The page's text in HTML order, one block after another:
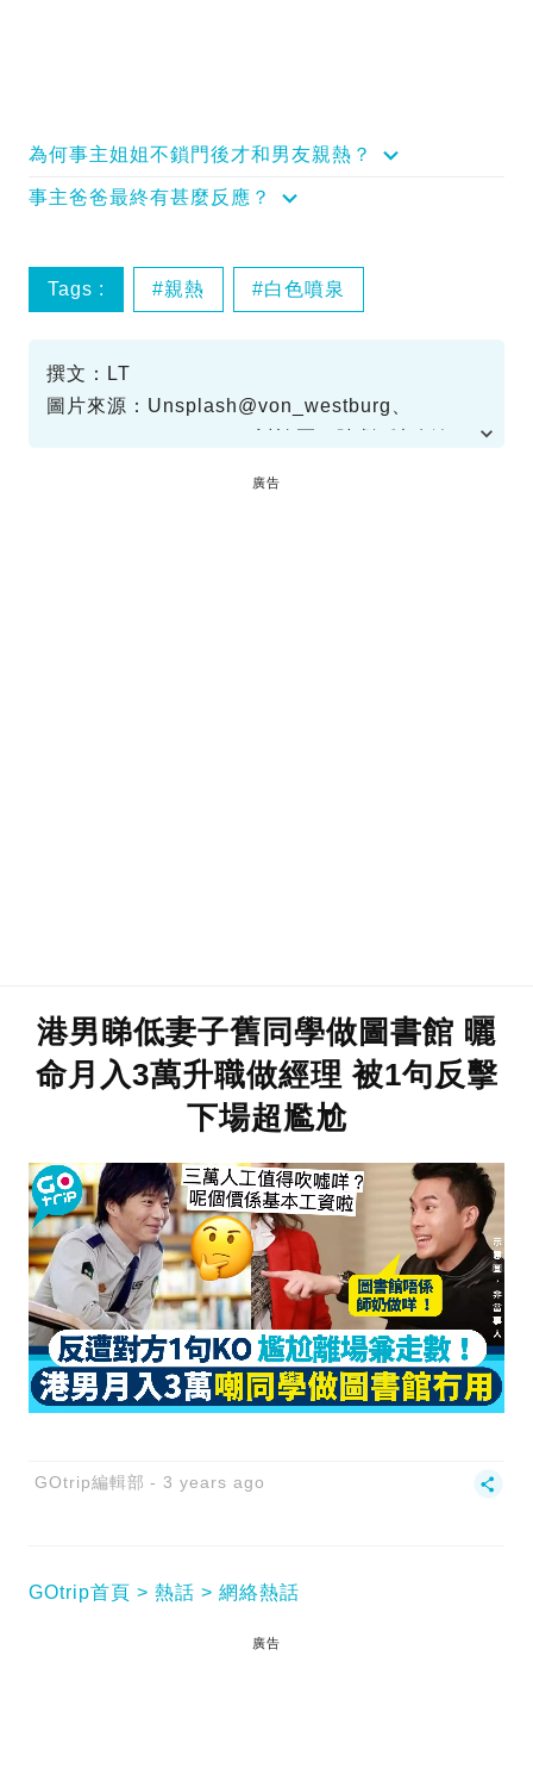
為何事主姐姐不鎖門後才和男友親熱？
事主爸爸最終有甚麼反應？
Tags : 親熱 白色噴泉
撰文：LT
圖片來源：Unsplash@von_westburg、
截圖、Netflix《美國女孩》截圖、《那年我們的
廣告
港男睇低妻子舊同學做圖書館 曬
命月入3萬升職做經理 被1句反擊
下場超尷尬
GOtrip編輯部 3 years ago
GOtrip首頁 熱話 網絡熱話
廣告